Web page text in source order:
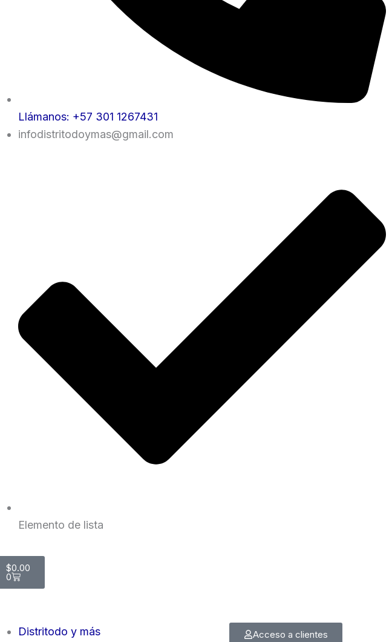
Llámanos: +57 301 1267431
infodistritodoymas@gmail.com
Elemento de lista
$0.00
0
Cart
Distritodo y más
Acceso a clientes